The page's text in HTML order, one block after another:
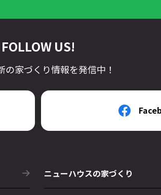
FOLLOW US!
の家づくり情報を発信中！
ニューハウスの家づくり